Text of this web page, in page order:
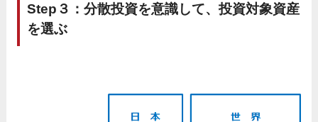
Step３：分散投資を意識して、投資対象資産
を選ぶ